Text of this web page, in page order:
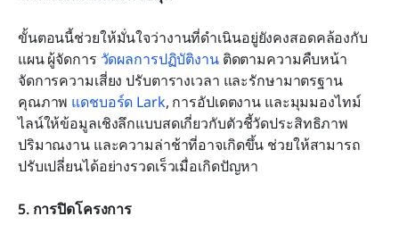
ขั้นตอนนี้ช่วยให้มั่นใจว่างานที่ดำเนินอยู่ยังคงสอดคล้องกับ
แผน ผู้จัดการ วัดผลการปฏิบัติงาน ติดตามความคืบหน้า
จัดการความเสี่ยง ปรับตารางเวลา และรักษามาตรฐาน
คุณภาพ แดชบอร์ด Lark, การอัปเดตงาน และมุมมองไทม์
ไลน์ให้ข้อมูลเชิงลึกแบบสดเกี่ยวกับตัวชี้วัดประสิทธิภาพ
ปริมาณงาน และความล่าช้าที่อาจเกิดขึ้น ช่วยให้สามารถ
ปรับเปลี่ยนได้อย่างรวดเร็วเมื่อเกิดปัญหา
5. การปิดโครงการ